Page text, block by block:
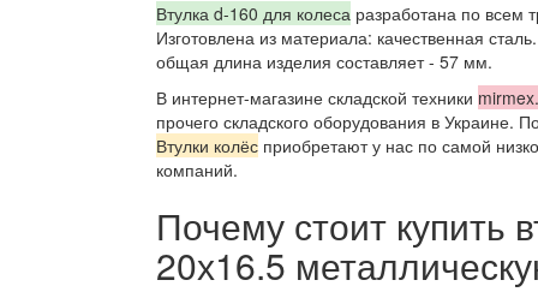
Втулка d-160 для колеса разработана по всем
Изготовлена из материала: качественная
общая длина изделия составляет - 57 мм.
В интернет-магазине складской техники
прочего складского оборудования в Украине.
Втулки колёс приобретают у нас по самой
компаний.
Почему стоит купить
20х16.5